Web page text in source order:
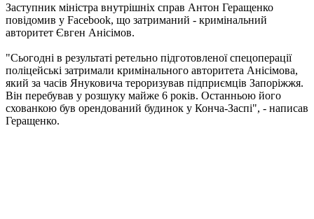
Заступник міністра внутрішніх справ Антон Геращенко
повідомив у Facebook, що затриманий - кримінальний
авторитет Євген Анісімов.
"Сьогодні в результаті ретельно підготовленої спецоперації
поліцейські затримали кримінального авторитета Анісімова,
який за часів Януковича тероризував підприємців Запоріжжя.
Він перебував у розшуку майже 6 років. Останньою його
схованкою був орендований будинок у Конча-Заспі", - написав
Геращенко.